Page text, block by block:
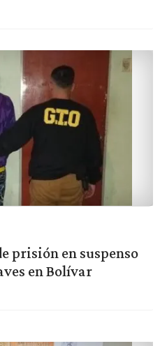
prisión en suspenso
en Bolívar